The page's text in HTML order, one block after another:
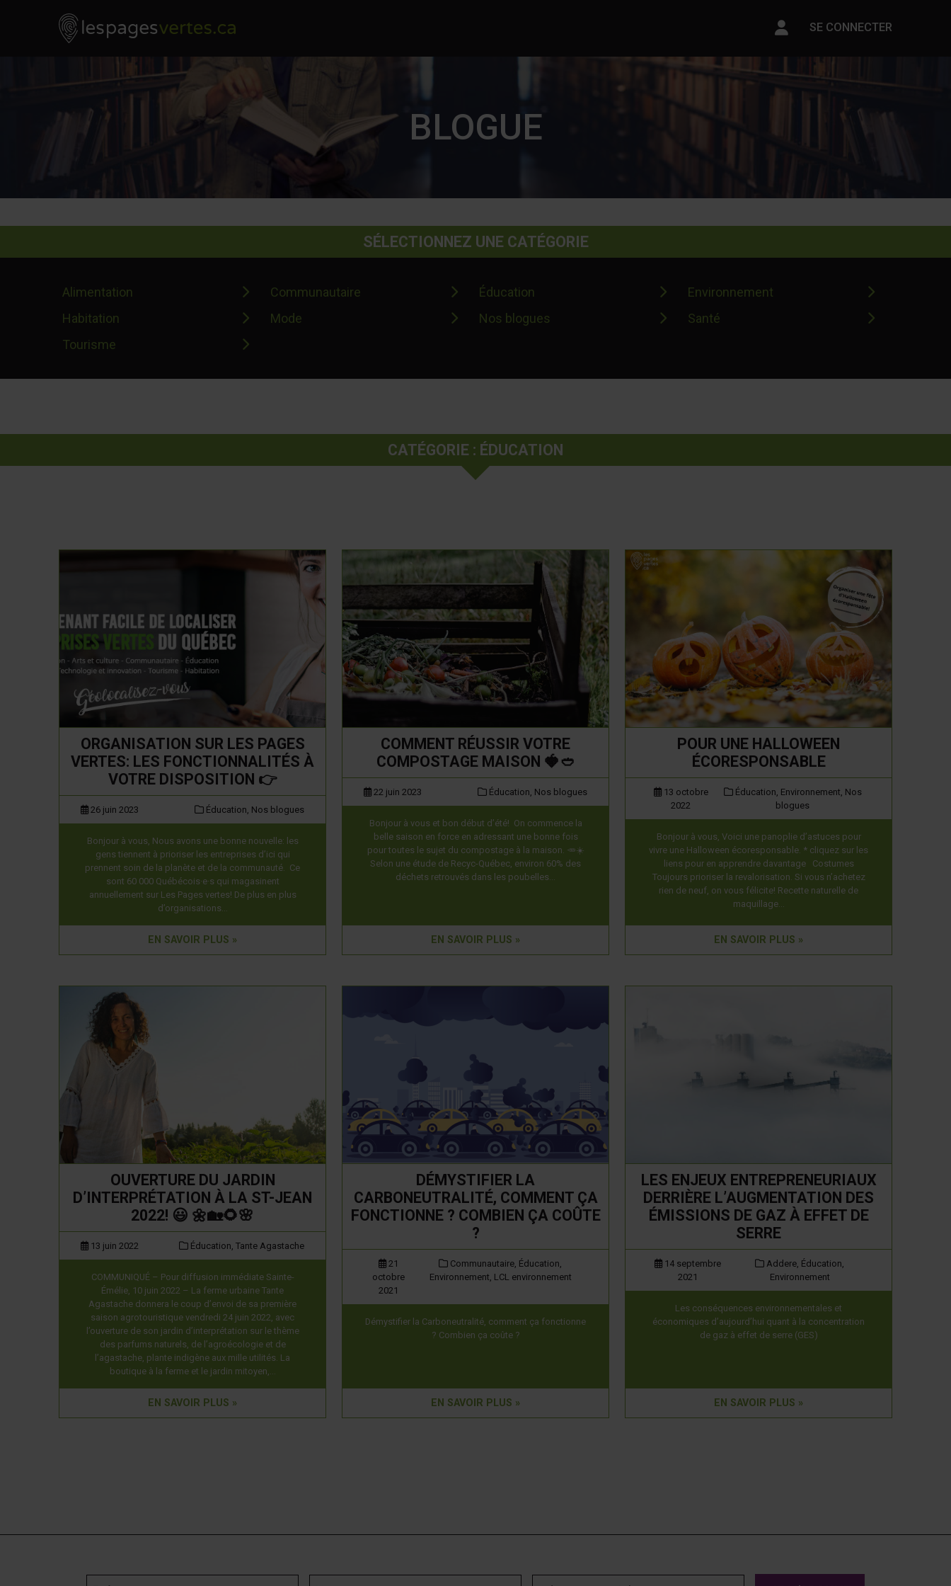
Skip to contentLes Pages Vertes - Go to homepage
Paramètres du compte
SE CONNECTER
BLOGUE
SÉLECTIONNEZ UNE CATÉGORIE
Alimentation Communautaire Éducation
Environnement
Habitation
Mode Nos blogues
Santé
Tourisme
CATÉGORIE : ÉDUCATION
ORGANISATION SUR LES PAGES
VERTES: LES FONCTIONNALITÉS À
VOTRE DISPOSITION 👉
26 juin 2023 Éducation, Nos blogues
Bonjour à vous, Nous avons une bonne nouvelle: les
gens tiennent à prioriser les entreprises d’ici qui
prennent soin de la planète et de la communauté. Ce
sont 60 000 Québécois·e·s qui magasinent
annuellement sur Les Pages vertes! De plus en plus
d’organisations…
EN SAVOIR PLUS »
COMMENT RÉUSSIR VOTRE
COMPOSTAGE MAISON 🍓🥙
22 juin 2023 Éducation, Nos blogues
Bonjour à vous et bon début d’été! On commence la
belle saison en force en adressant une bonne fois
pour toutes le sujet du compostage à la maison. 🥕☀️
Selon une étude de Recyc-Québec, environ 60% des
déchets retrouvés dans les poubelles…
EN SAVOIR PLUS »
POUR UNE HALLOWEEN
ÉCORESPONSABLE
13 octobre
2022
Éducation, Environnement, Nos
blogues
Bonjour à vous, Voici une panoplie d’astuces pour
vivre une Halloween écoresponsable. * cliquez sur les
liens pour en apprendre davantage Costumes
Toujours prioriser la revalorisation. Si vous n’achetez
rien de neuf, on vous félicite! Recette naturelle de
maquillage…
EN SAVOIR PLUS »
OUVERTURE DU JARDIN
D’INTERPRÉTATION À LA ST-JEAN
2022! 😃 🌼🏡🌻🌸
13 juin 2022 Éducation,Tante Agastache
COMMUNIQUÉ – Pour diffusion immédiate Sainte-
Émélie, 10 juin 2022 – La ferme urbaine Tante
Agastache donnera le coup d’envoi de sa première
saison agrotouristique vendredi 24 juin 2022, avec
l’ouverture de son jardin d’interprétation sur le thème
des parfums naturels, de l’agroécologie et de
l’agastache, plante indigène aux mille utilités. La
boutique à la ferme et le jardin mitoyen,…
EN SAVOIR PLUS »
DÉMYSTIFIER LA
CARBONEUTRALITÉ, COMMENT ÇA
FONCTIONNE ? COMBIEN ÇA COÛTE
?
21
octobre
2021
Communautaire, Éducation,
Environnement, LCL environnement
Démystifier la Carboneutralité, comment ça fonctionne
? Combien ça coûte ?
EN SAVOIR PLUS »
LES ENJEUX ENTREPRENEURIAUX
DERRIÈRE L’AUGMENTATION DES
ÉMISSIONS DE GAZ À EFFET DE
SERRE
14 septembre
2021
Addere, Éducation,
Environnement
Les conséquences environnementales et
économiques d’aujourd’hui quant à la concentration
de gaz à effet de serre (GES)
EN SAVOIR PLUS »